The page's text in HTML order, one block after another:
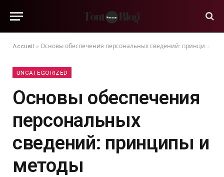
Accueil » Основы обеспечения персональных сведений: принципы и методы
UNCATEGORIZED
Основы обеспечения
персональных
сведений: принципы и
методы